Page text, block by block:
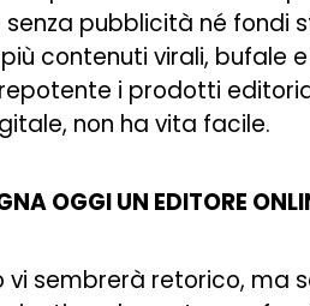
pubblicità né fondi
contenuti virali, bufale
i prodotti
non ha vita facile.
OGGI UN EDITORE
sembrerà retorico, ma